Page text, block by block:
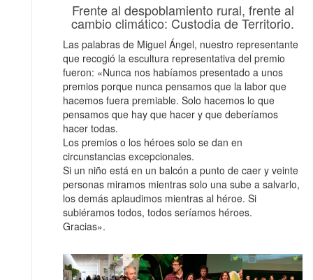
Frente al despoblamiento rural, frente al
cambio climático: Custodia de Territorio.
Las palabras de Miguel Ángel, nuestro representante
que recogió la escultura representativa del premio
fueron: «Nunca nos habíamos presentado a unos
premios porque nunca pensamos que la labor que
hacemos fuera premiable. Solo hacemos lo que
pensamos que hay que hacer y que deberíamos
hacer todas.
Los premios o los héroes solo se dan en
circunstancias excepcionales.
Si un niño está en un balcón a punto de caer y veinte
personas miramos mientras solo una sube a salvarlo,
los demás aplaudimos mientras al héroe. Si
subiéramos todos, todos seríamos héroes.
Gracias».